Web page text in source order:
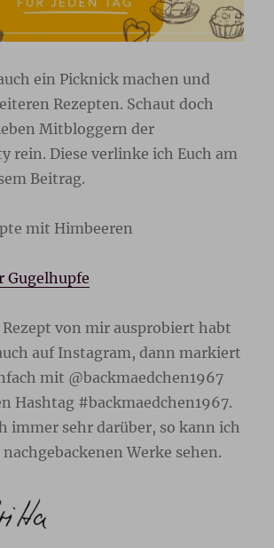
ein Picknick machen und
Rezepten. Schaut doch
Mitbloggern der
rein. Diese verlinke ich Euch am
Beitrag.
mit Himbeeren
Gugelhupfe
von mir ausprobiert habt
auf Instagram, dann markiert
mit @backmaedchen1967
Hashtag #backmaedchen1967.
immer sehr darüber, so kann ich
Werke sehen.